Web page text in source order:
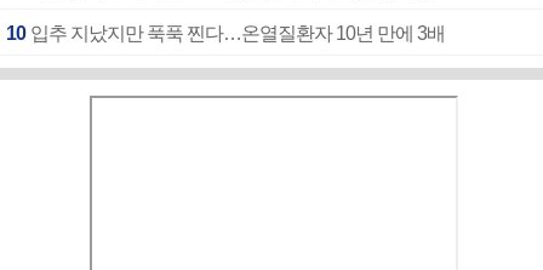
10 입추 지났지만 푹푹 찐다…온열질환자 10년 만에 3배